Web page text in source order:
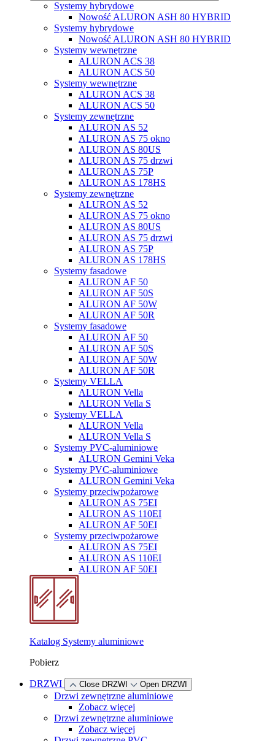
Systemy hybrydowe
Nowość ALURON ASH 80 HYBRID
Systemy hybrydowe
Nowość ALURON ASH 80 HYBRID
Systemy wewnętrzne
ALURON ACS 38
ALURON ACS 50
Systemy wewnętrzne
ALURON ACS 38
ALURON ACS 50
Systemy zewnętrzne
ALURON AS 52
ALURON AS 75 okno
ALURON AS 80US
ALURON AS 75 drzwi
ALURON AS 75P
ALURON AS 178HS
Systemy zewnętrzne
ALURON AS 52
ALURON AS 75 okno
ALURON AS 80US
ALURON AS 75 drzwi
ALURON AS 75P
ALURON AS 178HS
Systemy fasadowe
ALURON AF 50
ALURON AF 50S
ALURON AF 50W
ALURON AF 50R
Systemy fasadowe
ALURON AF 50
ALURON AF 50S
ALURON AF 50W
ALURON AF 50R
Systemy VELLA
ALURON Vella
ALURON Vella S
Systemy VELLA
ALURON Vella
ALURON Vella S
Systemy PVC-aluminiowe
ALURON Gemini Veka
Systemy PVC-aluminiowe
ALURON Gemini Veka
Systemy przeciwpożarowe
ALURON AS 75EI
ALURON AS 110EI
ALURON AF 50EI
Systemy przeciwpożarowe
ALURON AS 75EI
ALURON AS 110EI
ALURON AF 50EI
Katalog Systemy aluminiowe
Pobierz
DRZWI Close DRZWI Open DRZWI
Drzwi zewnętrzne aluminiowe
Zobacz więcej
Drzwi zewnętrzne aluminiowe
Zobacz więcej